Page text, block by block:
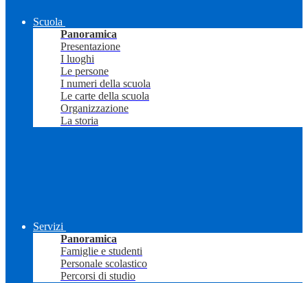
Scuola
Panoramica
Presentazione
I luoghi
Le persone
I numeri della scuola
Le carte della scuola
Organizzazione
La storia
Servizi
Panoramica
Famiglie e studenti
Personale scolastico
Percorsi di studio